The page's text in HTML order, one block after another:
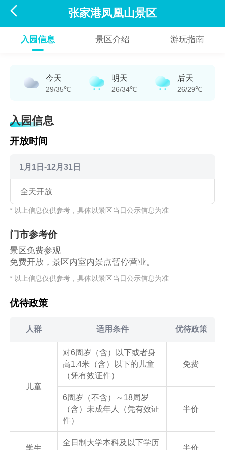
 张家港凤凰山景区
入园信息 景区介绍 游玩指南
今天
29/35℃
明天
26/34℃
后天
26/29℃
入园信息
开放时间
1月1日-12月31日
全天开放
* 以上信息仅供参考，具体以景区当日公示信息为准
门市参考价
景区免费参观
免费开放，景区内室内景点暂停营业。
* 以上信息仅供参考，具体以景区当日公示信息为准
优待政策
人群 适用条件 优待政策
儿童
对6周岁（含）以下或者身
高1.4米（含）以下的儿童
（凭有效证件）
免费
6周岁（不含）～18周岁
（含）未成年人（凭有效证
件）
半价
全日制大学本科及以下学历